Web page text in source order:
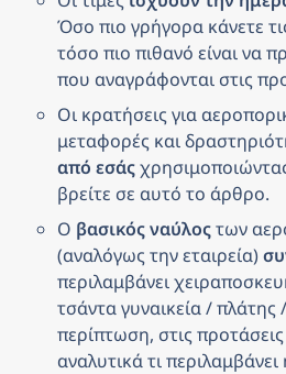
Όσο πιο γρήγορα κάνετε
τόσο πιο πιθανό είναι να
που αναγράφονται στις
Οι κρατήσεις για
από εσάς
βρείτε σε αυτό το άρθρο.
Ο βασικός ναύλος των
(αναλόγως την εταιρεία)
περιλαμβάνει
τσάντα γυναικεία /
περίπτωση, στις
αναλυτικά τι